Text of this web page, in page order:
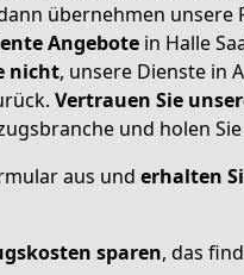
übernehmen unsere
Angebote in Halle
nicht, unsere Dienste in
Vertrauen Sie
und holen
aus und erhalten
sparen, das